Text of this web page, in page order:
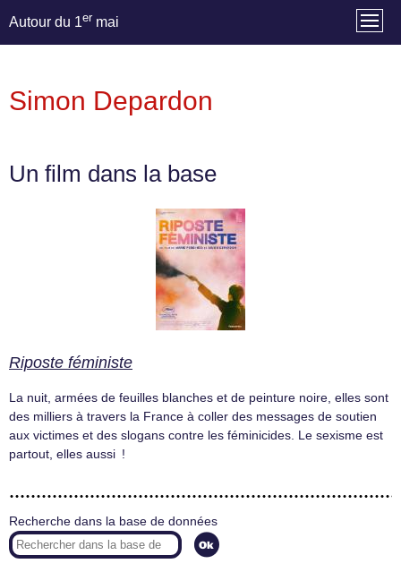
Autour du 1er mai
Simon Depardon
Un film dans la base
Riposte féministe
La nuit, armées de feuilles blanches et de peinture noire, elles sont
des milliers à travers la France à coller des messages de soutien
aux victimes et des slogans contre les féminicides. Le sexisme est
partout, elles aussi !
Recherche dans la base de données